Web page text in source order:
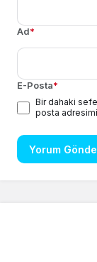
Ad*
E-Posta*
Bir dahaki
posta
Yorum